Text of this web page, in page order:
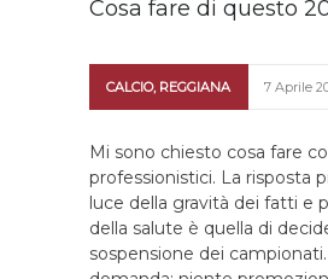
Cosa fare di questo
CALCIO, REGGIANA 7 Aprile
Mi sono chiesto cosa fare
professionistici. La risposta
luce della gravità dei fatti e
della salute è quella di
sospensione dei